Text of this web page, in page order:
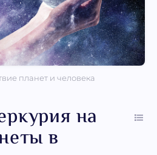
планет и человека
на
в